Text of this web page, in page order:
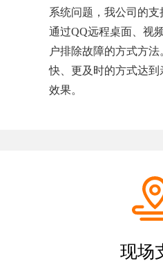
系统问题，我公司的
通过QQ远程桌面、视
户排除故障的方式方
快、更及时的方式达
效果。
现场